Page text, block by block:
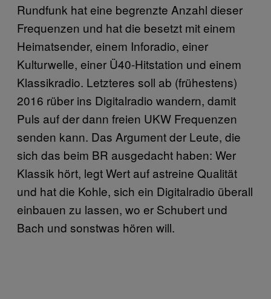
Rundfunk hat eine begrenzte Anzahl dieser
Frequenzen und hat die besetzt mit einem
Heimatsender, einem Inforadio, einer
Kulturwelle, einer Ü40-Hitstation und einem
Klassikradio. Letzteres soll ab (frühestens)
2016 rüber ins Digitalradio wandern, damit
Puls auf der dann freien UKW Frequenzen
senden kann. Das Argument der Leute, die
sich das beim BR ausgedacht haben: Wer
Klassik hört, legt Wert auf astreine Qualität
und hat die Kohle, sich ein Digitalradio überall
einbauen zu lassen, wo er Schubert und
Bach und sonstwas hören will.